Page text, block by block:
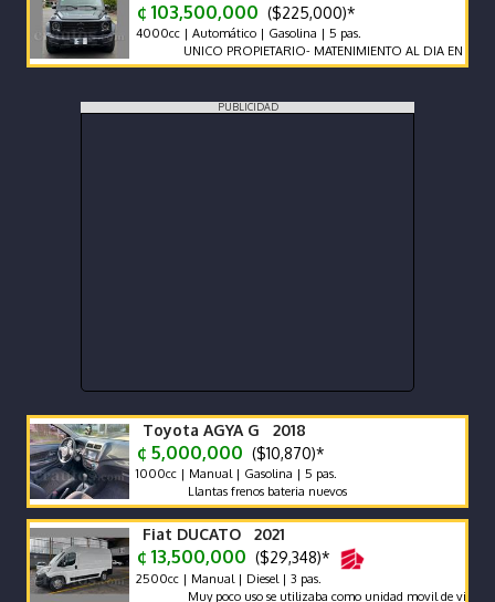
¢ 103,500,000 ($225,000)*
4000cc | Automático | Gasolina | 5 pas.
UNICO PROPIETARIO- MATENIMIENTO AL DIA EN AGENCIA
PUBLICIDAD
Toyota AGYA G 2018
¢ 5,000,000 ($10,870)*
1000cc | Manual | Gasolina | 5 pas.
Llantas frenos bateria nuevos
Fiat DUCATO 2021
¢ 13,500,000 ($29,348)*
2500cc | Manual | Diesel | 3 pas.
Muy poco uso se utilizaba como unidad movil de video